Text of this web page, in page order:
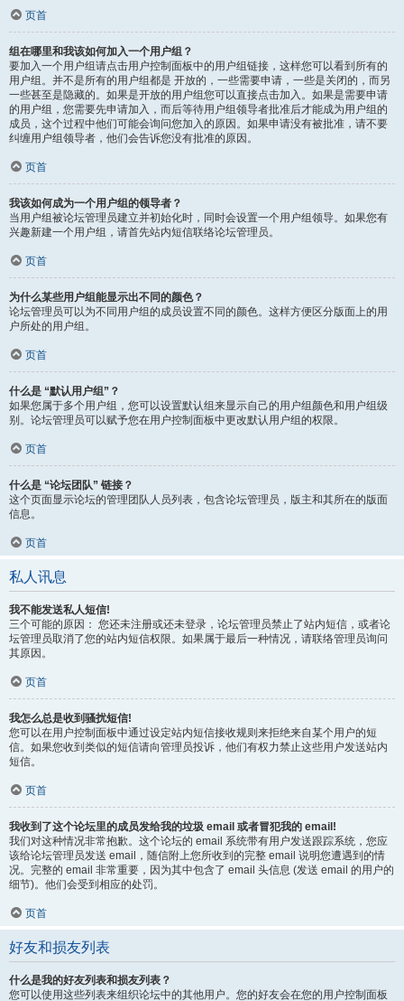
页首
组在哪里和我该如何加入一个用户组？
要加入一个用户组请点击用户控制面板中的用户组链接，这样您可以看到所有的
用户组。并不是所有的用户组都是 开放的，一些需要申请，一些是关闭的，而另
一些甚至是隐藏的。如果是开放的用户组您可以直接点击加入。如果是需要申请
的用户组，您需要先申请加入，而后等待用户组领导者批准后才能成为用户组的
成员，这个过程中他们可能会询问您加入的原因。如果申请没有被批准，请不要
纠缠用户组领导者，他们会告诉您没有批准的原因。
页首
我该如何成为一个用户组的领导者？
当用户组被论坛管理员建立并初始化时，同时会设置一个用户组领导。如果您有
兴趣新建一个用户组，请首先站内短信联络论坛管理员。
页首
为什么某些用户组能显示出不同的颜色？
论坛管理员可以为不同用户组的成员设置不同的颜色。这样方便区分版面上的用
户所处的用户组。
页首
什么是 “默认用户组”？
如果您属于多个用户组，您可以设置默认组来显示自己的用户组颜色和用户组级
别。论坛管理员可以赋予您在用户控制面板中更改默认用户组的权限。
页首
什么是 “论坛团队” 链接？
这个页面显示论坛的管理团队人员列表，包含论坛管理员，版主和其所在的版面
信息。
页首
私人讯息
我不能发送私人短信!
三个可能的原因： 您还未注册或还未登录，论坛管理员禁止了站内短信，或者论
坛管理员取消了您的站内短信权限。如果属于最后一种情况，请联络管理员询问
其原因。
页首
我怎么总是收到骚扰短信!
您可以在用户控制面板中通过设定站内短信接收规则来拒绝来自某个用户的短
信。如果您收到类似的短信请向管理员投诉，他们有权力禁止这些用户发送站内
短信。
页首
我收到了这个论坛里的成员发给我的垃圾 email 或者冒犯我的 email!
我们对这种情况非常抱歉。这个论坛的 email 系统带有用户发送跟踪系统，您应
该给论坛管理员发送 email，随信附上您所收到的完整 email 说明您遭遇到的情
况。完整的 email 非常重要，因为其中包含了 email 头信息 (发送 email 的用户的
细节)。他们会受到相应的处罚。
页首
好友和损友列表
什么是我的好友列表和损友列表？
您可以使用这些列表来组织论坛中的其他用户。您的好友会在您的用户控制面板